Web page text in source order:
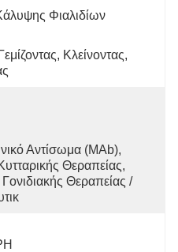
Φιαλιδίων
Κλείνοντας,
Αντίσωμα (mAb),
Θεραπείας,
Θεραπείας /